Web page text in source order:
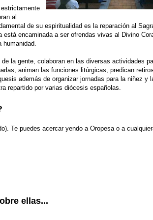
al
de su espiritualidad es la reparación al
está encaminada a ser ofrendas vivas al Divino
la gente, colaboran en las diversas actividades
animan las funciones litúrgicas, predican
además de organizar jornadas para la niñez y
repartido por varias diócesis españolas.
Te puedes acercar yendo a Oropesa o a
ellas...